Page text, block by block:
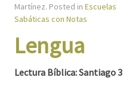
Martínez. Posted in Escuelas
Sabáticas con Notas
Lengua
Lectura Bíblica: Santiago 3